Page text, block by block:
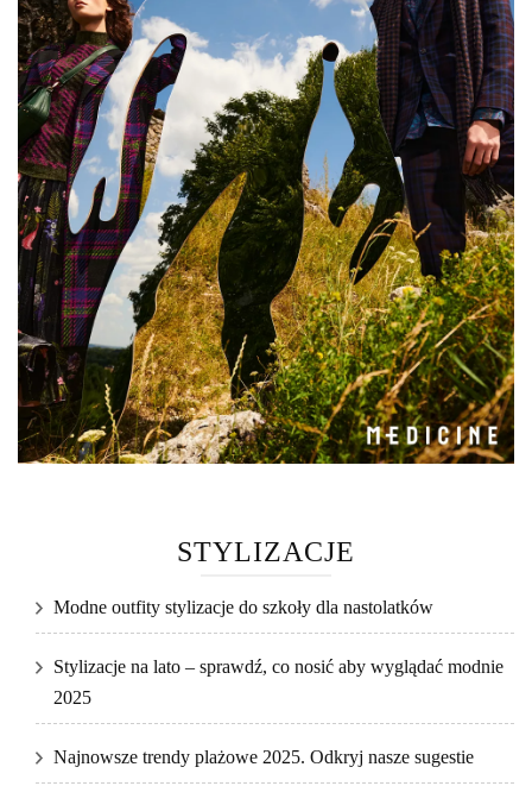
STYLIZACJE
Modne outfity stylizacje do szkoły dla nastolatków
Stylizacje na lato – sprawdź, co nosić aby wyglądać modnie
2025
Najnowsze trendy plażowe 2025. Odkryj nasze sugestie